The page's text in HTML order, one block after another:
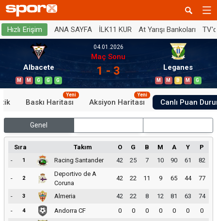
Hızlı Erişim ANA SAYFA İLK11 KUR At Yarışı Bankoları
Albacete
M M G G G
04.01.2026
Maç Sonu
1 - 3 Leganes
M M B M G
Baskı Haritası
Yeni
Aksiyon Haritası
Yeni
Canlı Puan
Genel
Sıra Takım O G B M A Y
P
-
1 Racing Santander 42 25 7 10 90 61 82
- 2
Deportivo de A
Coruna
42 22 11 9 65 44 77
- 3 Almeria 42 22 8 12 81 63
74
-
4 Andorra CF 0 0 0 0 0 0
0